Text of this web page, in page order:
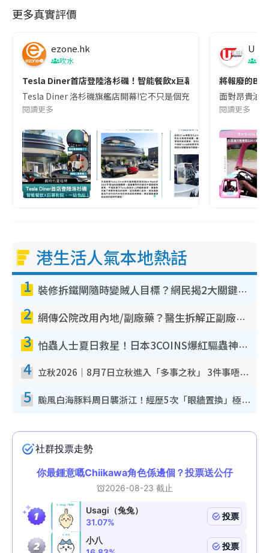
更多真實評價
ezone.hk
吹水
Tesla Diner首店登陸洛杉磯！智能餐飲x巨幕影院！
Tesla Diner 洛杉磯旗艦店開幕!它不只是個充電站,更是個有機會
閱讀更多
U
吹
將報廢的
面對昂貴油
閱讀更多
港生活人氣本地熱話
1 裝修拆鐵閘隨時變賊人目標？網民揭2大關鍵用途：裝新式等於白裝？附新舊鐵閘分別
2 網傳公院改用內地/副廠藥？醫生拆解正副廠分別 揭4類人換藥隨時出事
3 怕蟲人士夏日救星！日本3COINS爆紅驅蟲神器$45起 1招「全程免觸碰」輕鬆搞定小強
4 立秋2026｜8月7日立秋進入「多事之秋」 3件事唔做得！專家教6招開運 清枱頭／銀包納氣接好運
5 颱風白海豚料周日襲浙江！經歷5次「眼牆置換」極罕見 成登陸內地最長途颱風